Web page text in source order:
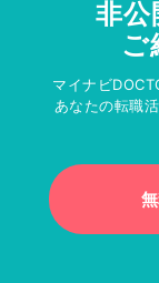
非公
ご
マイナビ
あなたの転職